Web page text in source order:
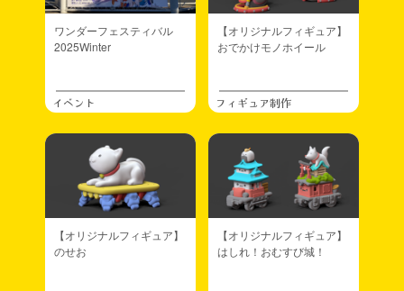
ワンダーフェスティバル
2025Winter
イベント
【オリジナルフィギュア】
おでかけモノホイール
フィギュア制作
【オリジナルフィギュア】
のせお
【オリジナルフィギュア】
はしれ！おむすび城！